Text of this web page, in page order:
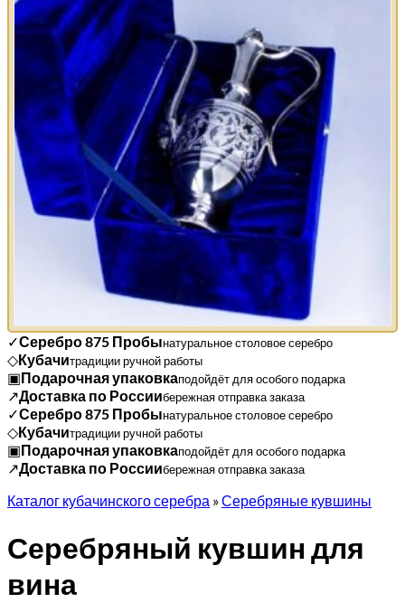
✓Серебро 875 Пробынатуральное столовое серебро
◇Кубачитрадиции ручной работы
▣Подарочная упаковкаподойдёт для особого подарка
↗Доставка по Россиибережная отправка заказа
✓Серебро 875 Пробынатуральное столовое серебро
◇Кубачитрадиции ручной работы
▣Подарочная упаковкаподойдёт для особого подарка
↗Доставка по Россиибережная отправка заказа
Каталог кубачинского серебра »Серебряные кувшины
Серебряный кувшин для
вина